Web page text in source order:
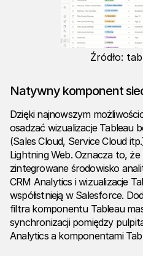
Źródło:
Natywny komponent
Dzięki najnowszym
osadzać wizualizacje Tableau
(Sales Cloud, Service Cloud
Lightning Web. Oznacza to,
zintegrowane środowisko
CRM Analytics i wizualizacje
współistnieją w Salesforce.
filtra komponentu Tableau
synchronizacji pomiędzy
Analytics a komponentami